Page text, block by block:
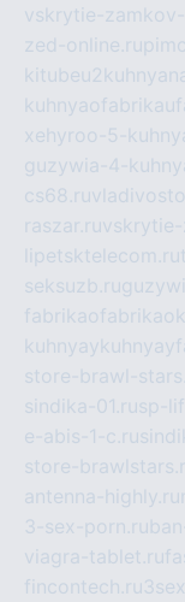
vskrytie-
zed-online.ru
xehyroo-5-
guzywia-4-
cs68.ru
raszar.ruvskrytie-
lipetsktelecom.ru
seksuzb.ru
store-brawl-
sindika-01.rusp-
e-abis-1-c.ru
store-
antenna-highly.ru
3-sex-porn.ru
viagra-tablet.ru
fincontech.ru